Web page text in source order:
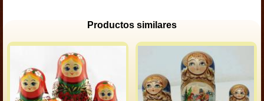
Productos similares